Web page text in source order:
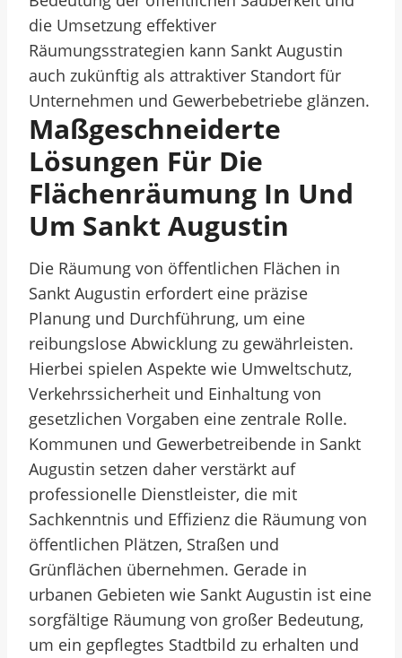
die Umsetzung effektiver
Räumungsstrategien kann Sankt Augustin
auch zukünftig als attraktiver Standort für
Unternehmen und Gewerbebetriebe glänzen.
Maßgeschneiderte
Lösungen Für Die
Flächenräumung In Und
Um Sankt Augustin
Die Räumung von öffentlichen Flächen in
Sankt Augustin erfordert eine präzise
Planung und Durchführung, um eine
reibungslose Abwicklung zu gewährleisten.
Hierbei spielen Aspekte wie Umweltschutz,
Verkehrssicherheit und Einhaltung von
gesetzlichen Vorgaben eine zentrale Rolle.
Kommunen und Gewerbetreibende in Sankt
Augustin setzen daher verstärkt auf
professionelle Dienstleister, die mit
Sachkenntnis und Effizienz die Räumung von
öffentlichen Plätzen, Straßen und
Grünflächen übernehmen. Gerade in
urbanen Gebieten wie Sankt Augustin ist eine
sorgfältige Räumung von großer Bedeutung,
um ein gepflegtes Stadtbild zu erhalten und